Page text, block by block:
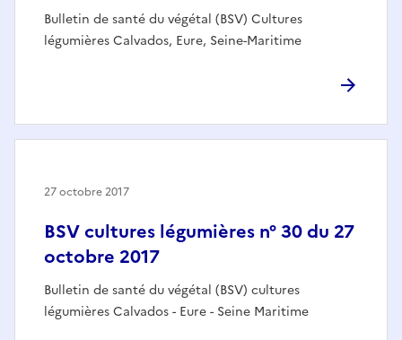
Bulletin de santé du végétal (BSV) Cultures
légumières Calvados, Eure, Seine-Maritime
BSV cultures légumières n° 30 du 27
octobre 2017
Bulletin de santé du végétal (BSV) cultures
légumières Calvados - Eure - Seine Maritime
27 octobre 2017